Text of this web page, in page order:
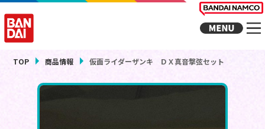
TOP 商品情報 仮面ライダーザンキ ＤＸ真音撃弦セット